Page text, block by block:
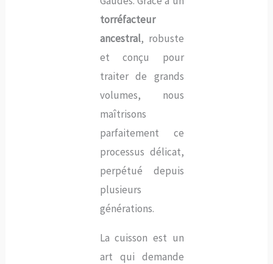
torréfacteur
ancestral, robuste
et conçu pour
traiter de grands
volumes, nous
maîtrisons
parfaitement ce
processus délicat,
perpétué depuis
plusieurs
générations.
La cuisson est un
art qui demande